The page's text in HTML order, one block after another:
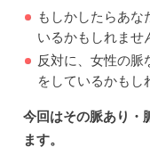
もしかしたらあな
いるかもしれませ
反対に、女性の脈
をしているかもし
今回はその脈あり・
ます。